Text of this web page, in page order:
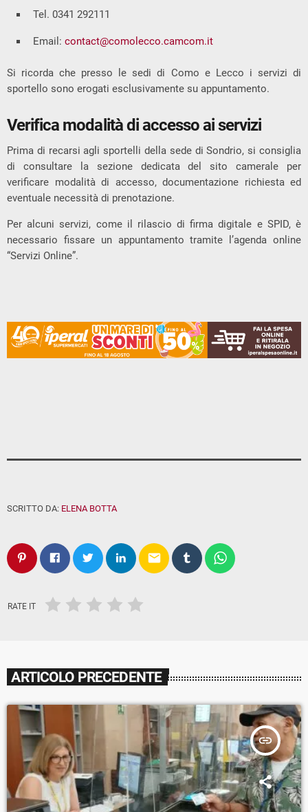
Tel. 0341 292111
Email: contact@comolecco.camcom.it
Si ricorda che presso le sedi di Como e Lecco i servizi di
sportello sono erogati esclusivamente su appuntamento.
Verifica modalità di accesso ai servizi
Prima di recarsi agli sportelli della sede di Sondrio, si consiglia
di consultare la sezione dedicata del sito camerale per
verificare modalità di accesso, documentazione richiesta ed
eventuale necessità di prenotazione.
Per alcuni servizi, come il rilascio di firma digitale e SPID, è
necessario fissare un appuntamento tramite l’agenda online
“Servizi Online”.
SCRITTO DA: ELENA BOTTA
email
RATE IT
ARTICOLO PRECEDENTE
insert_link